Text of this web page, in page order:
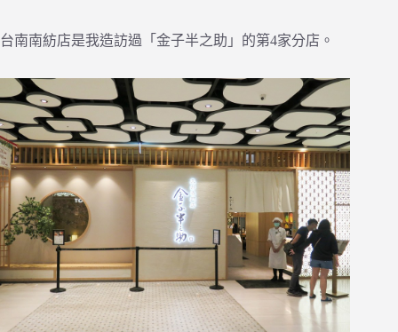
台南南紡店是我造訪過「金子半之助」的第4家分店。